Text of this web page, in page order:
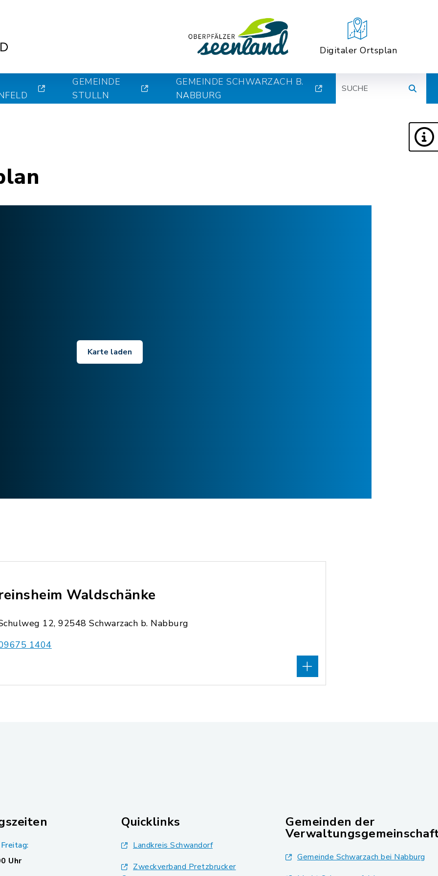
Digitaler Ortsplan
GEMEINDE
STULLN
GEMEINDE SCHWARZACH B.
NABBURG
Karte laden
Waldschänke
12, 92548 Schwarzach b. Nabburg
1404
Uhr
Quicklinks
Landkreis Schwandorf
Zweckverband Pretzbrucker
Gemeinden der
Gemeinde Schwarzach bei Nabburg